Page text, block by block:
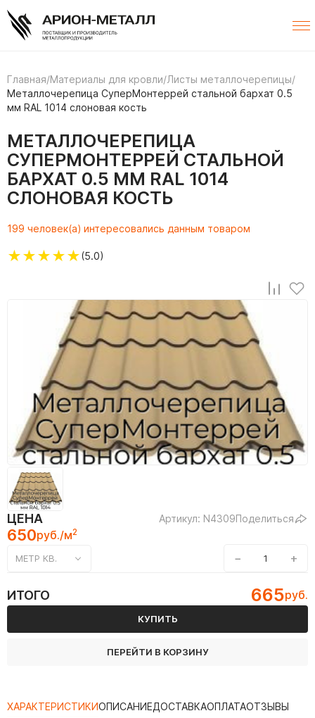
Главная/Материалы для кровли/Листы металлочерепицы/
Металлочерепица СуперМонтеррей стальной бархат 0.5
мм RAL 1014 слоновая кость
МЕТАЛЛОЧЕРЕПИЦА
СУПЕРМОНТЕРРЕЙ СТАЛЬНОЙ
БАРХАТ 0.5 ММ RAL 1014
СЛОНОВАЯ КОСТЬ
199 человек(а) интересовались данным товаром
★★★★★(5.0)
ЦЕНА Артикул: N4309Поделиться
650руб./м2
МЕТР КВ. − +
ИТОГО 665руб.
КУПИТЬ
ПЕРЕЙТИ В КОРЗИНУ
ХАРАКТЕРИСТИКИОПИСАНИЕДОСТАВКАОПЛАТАОТЗЫВЫ